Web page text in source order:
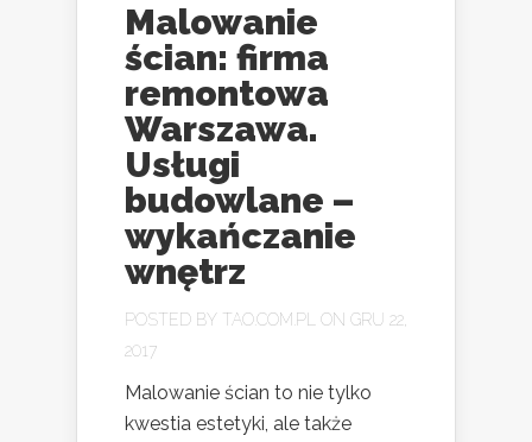
Malowanie
ścian: firma
remontowa
Warszawa.
Usługi
budowlane –
wykańczanie
wnętrz
POSTED BY TAO.COM.PL
ON GRU 22,
2017
Malowanie ścian to nie tylko
kwestia estetyki, ale także